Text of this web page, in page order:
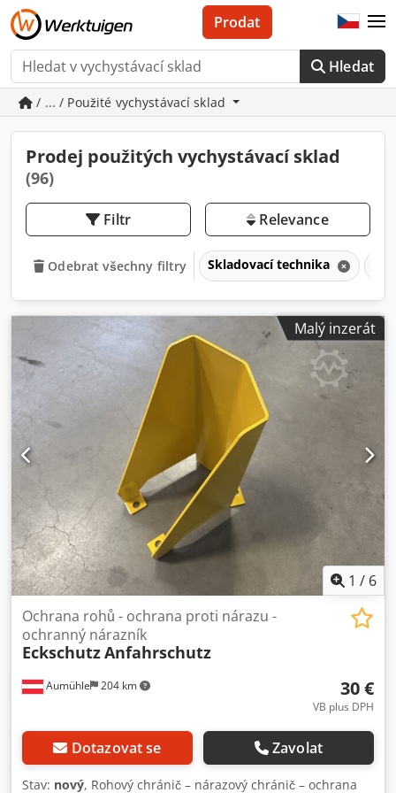
Hledat
Prodat
/ ... / Použité vychystávací sklad
Prodej použitých vychystávací sklad
(96)
Filtr Relevance
Odebrat všechny filtry Skladovací technika
Malý inzerát
1 / 6
Aumühle 204 km
Ochrana rohů - ochrana proti nárazu -
ochranný nárazník
EckschutzAnfahrschutz
30 €
VB plus DPH
Dotazovat se Zavolat
Stav: nový, Rohový chránič – nárazový chránič – ochrana